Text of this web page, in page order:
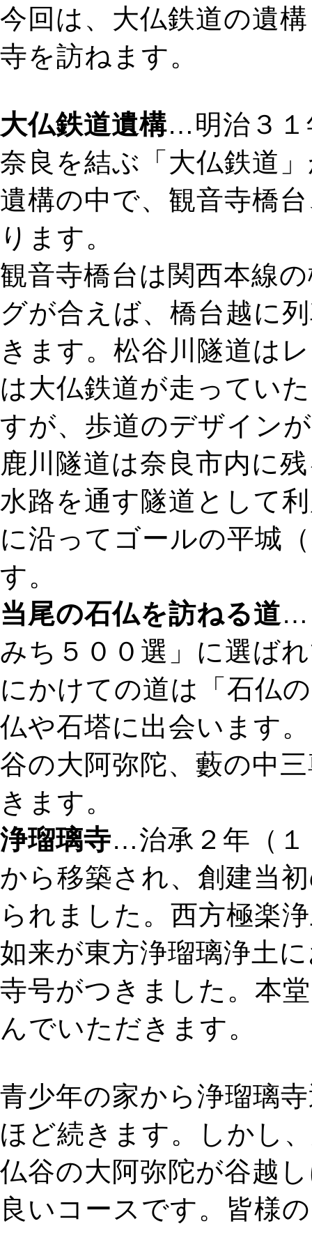
今回は、大仏鉄道の遺
寺を訪ねます。
大仏鉄道遺構…明治３１
奈良を結ぶ「大仏鉄道
遺構の中で、観音寺橋
ります。
観音寺橋台は関西本線
グが合えば、橋台越に
きます。松谷川隧道は
は大仏鉄道が走ってい
すが、歩道のデザイン
鹿川隧道は奈良市内に
水路を通す隧道として
に沿ってゴールの平城
す。
当尾の石仏を訪ねる道…
みち５００選」に選ば
にかけての道は「石仏
仏や石塔に出会います
谷の大阿弥陀、藪の中
きます。
浄瑠璃寺…治承２年（１
から移築され、創建当
られました。西方極楽
如来が東方浄瑠璃浄土
寺号がつきました。本
んでいただきます。
青少年の家から浄瑠璃
ほど続きます。しかし
仏谷の大阿弥陀が谷越
良いコースです。皆様